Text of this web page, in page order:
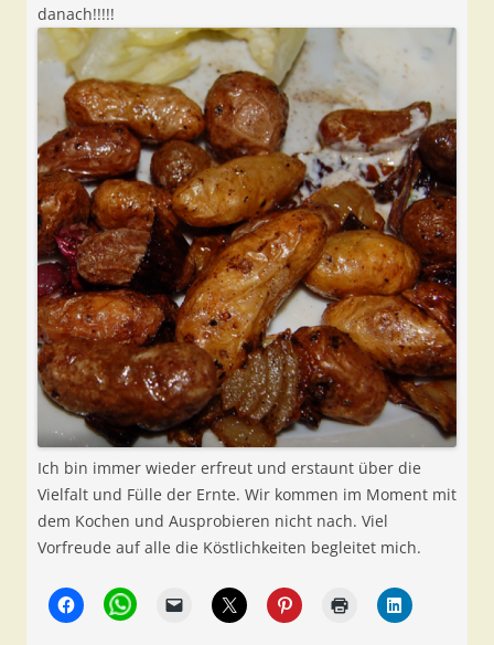
danach!!!!!
Ich bin immer wieder erfreut und erstaunt über die
Vielfalt und Fülle der Ernte. Wir kommen im Moment mit
dem Kochen und Ausprobieren nicht nach. Viel
Vorfreude auf alle die Köstlichkeiten begleitet mich.